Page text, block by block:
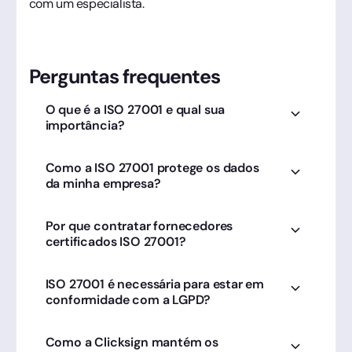
Perguntas frequentes
O que é a ISO 27001 e qual sua
importância?
informação. A Clicksign opera sob esses
rigorosos critérios para garantir a proteção
Como a ISO 27001 protege os dados
da minha empresa?
criptografia. Usar a Clicksign, que prioriza esses
padrões, blinda seu negócio contra vazamentos
Por que contratar fornecedores
certificados ISO 27001?
prioridade. A Clicksign investe nessas normas
para oferecer o ambiente de assinatura mais
ISO 27001 é necessária para estar em
conformidade com a LGPD?
estrutura técnica que a Clicksign utiliza para
Como a Clicksign mantém os